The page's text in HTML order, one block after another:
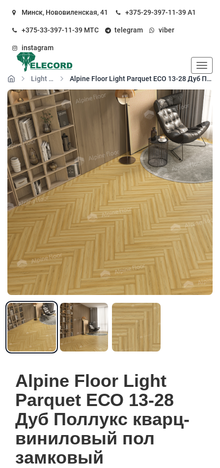
Минск, Нововиленская, 41 +375-29-397-11-39А1
+375-33-397-11-39 МТС telegram viber
instagram
Light Parquet SPC
Alpine Floor Light Parquet ЕСО 13-28 Дуб Поллукс кварц-виниловый пол замковый
Alpine Floor Light
Parquet ЕСО 13-28
Дуб Поллукс кварц-
виниловый пол
замковый